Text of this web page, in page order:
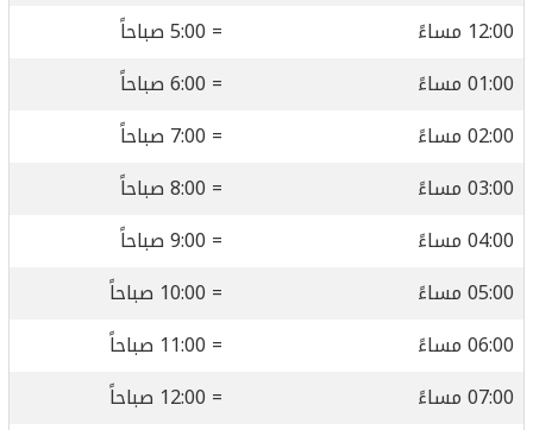
12:00 مساءً
= 5:00 صباحاً
01:00 مساءً
= 6:00 صباحاً
02:00 مساءً
= 7:00 صباحاً
03:00 مساءً
= 8:00 صباحاً
04:00 مساءً
= 9:00 صباحاً
05:00 مساءً
= 10:00 صباحاً
06:00 مساءً
= 11:00 صباحاً
07:00 مساءً
= 12:00 صباحاً